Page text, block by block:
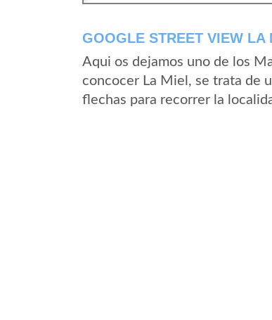
GOOGLE STREET VIEW
Aqui os dejamos uno de los
concocer La Miel, se trata de
flechas para recorrer la